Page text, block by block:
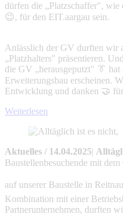
dürfen die „Platzschaffer", wie
😉, für den EIT.aargau sein.
Anlässlich der GV durften wir
„Platzhalters" präsentieren.
die GV „herausgeputzt" 👔
Erweiterungsbau erscheinen.
Entwicklung und danken 🤝
Weiterlesen
Aktuelles / 14.04.2025|
Baustellenbesuchende mit
auf unserer Baustelle in
Kombination mit einer
Partnerunternehmen, durften